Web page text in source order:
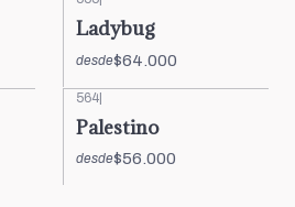
Ladybug
desde$64.000
564|
Palestino
desde$56.000